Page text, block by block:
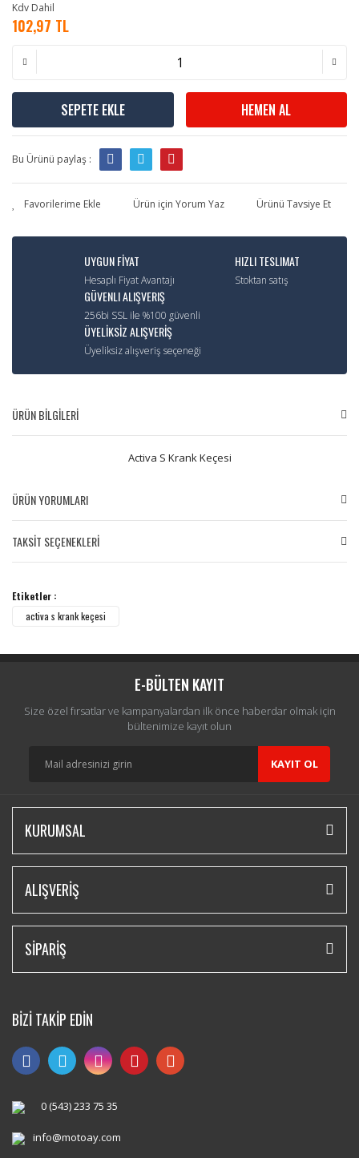
Kdv Dahil
102,97 TL
SEPETE EKLE HEMEN AL
Bu Ürünü paylaş :
Ürün için Yorum Yaz Ürünü Tavsiye Et
UYGUN FİYAT
Hesaplı Fiyat Avantajı
HIZLI TESLIMAT
Stoktan satış
GÜVENLI ALIŞVERIŞ
256bi SSL ile %100 güvenli
ÜYELİKSİZ ALIŞVERİŞ
Üyeliksiz alışveriş seçeneği
ÜRÜN BİLGİLERİ
Activa S Krank Keçesi
ÜRÜN YORUMLARI
TAKSİT SEÇENEKLERİ
Etiketler :
activa s krank keçesi
E-BÜLTEN KAYIT
Size özel fırsatlar ve kampanyalardan ilk önce haberdar olmak için
bültenimize kayıt olun
KAYIT OL
KURUMSAL
ALIŞVERİŞ
SİPARİŞ
BİZİ TAKİP EDİN
0 (543) 233 75 35
info@motoay.com